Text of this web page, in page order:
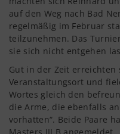
auf den Weg nach Bad
regelmäßig im Februar
teilzunehmen. Das
sie sich nicht entge­hen
Gut in der Zeit erreichten
Veranstaltungsort und
Wortes gleich den
die Arme, die ebenfalls
vorhatten“. Beide Paare
Masters III B angemeldet.